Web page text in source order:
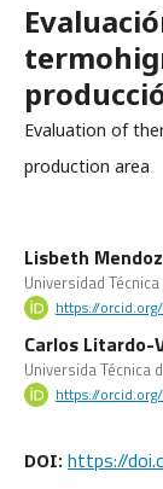
Evaluation of
production area
Lisbeth
Universidad
https://
Carlos Litardo-
Universida Técnica
https://
DOI: https://